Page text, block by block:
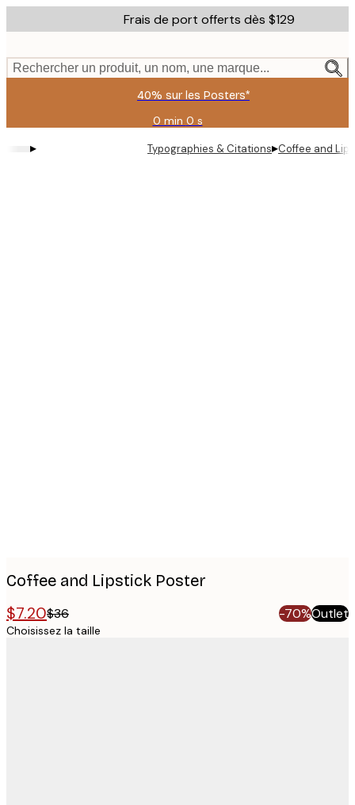
to
content.
Frais de port offerts dès $129
Rechercher un produit, un nom, une marque...
40% sur les Posters*
0 min 0 s
Valable
jusqu'au
:
▸ Typographies & Citations▸Coffee and
Coffee and Lipstick Poster
$7.20$36 -70%Outlet
Choisissez la taille